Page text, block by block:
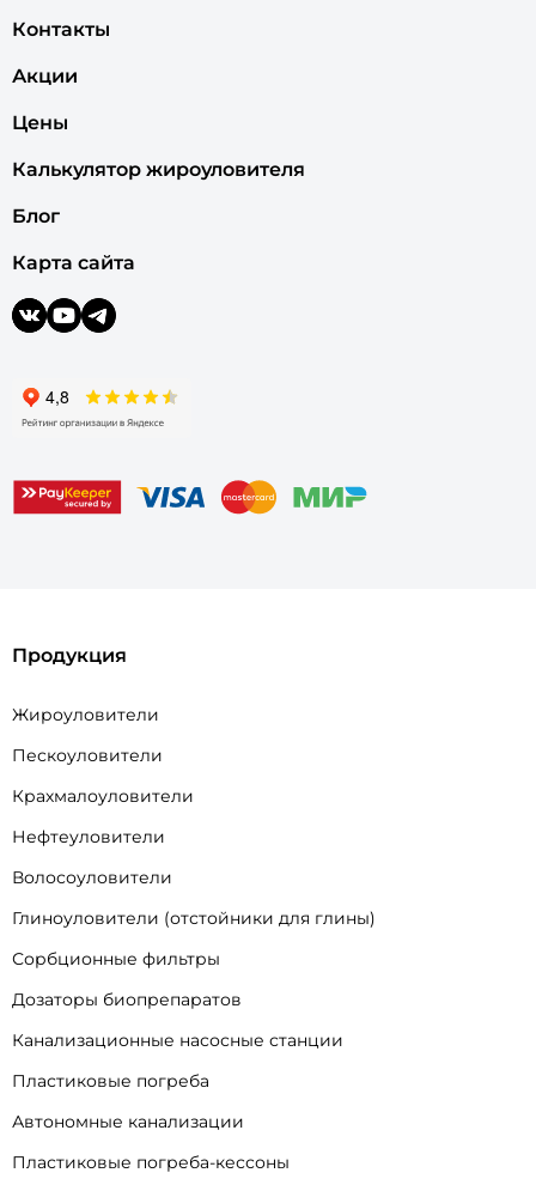
Контакты
Акции
Цены
Калькулятор жироуловителя
Блог
Карта сайта
Продукция
Жироуловители
Пескоуловители
Крахмалоуловители
Нефтеуловители
Волосоуловители
Глиноуловители (отстойники для глины)
Сорбционные фильтры
Дозаторы биопрепаратов
Канализационные насосные станции
Пластиковые погреба
Автономные канализации
Пластиковые погреба-кессоны